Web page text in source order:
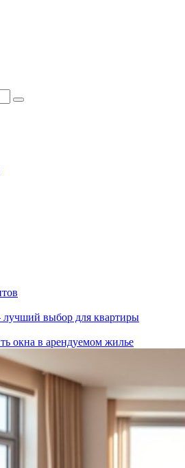
выбор для квартиры
окна в арендуемом жилье